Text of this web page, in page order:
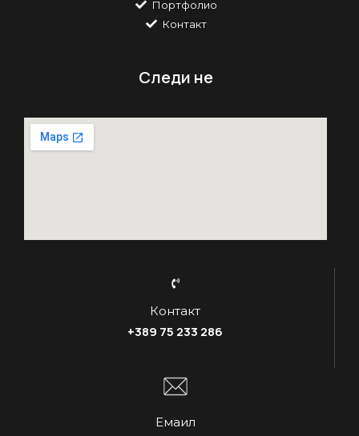
Портфолио
Контакт
Следи не
Контакт
+389 75 233 286
Емаил